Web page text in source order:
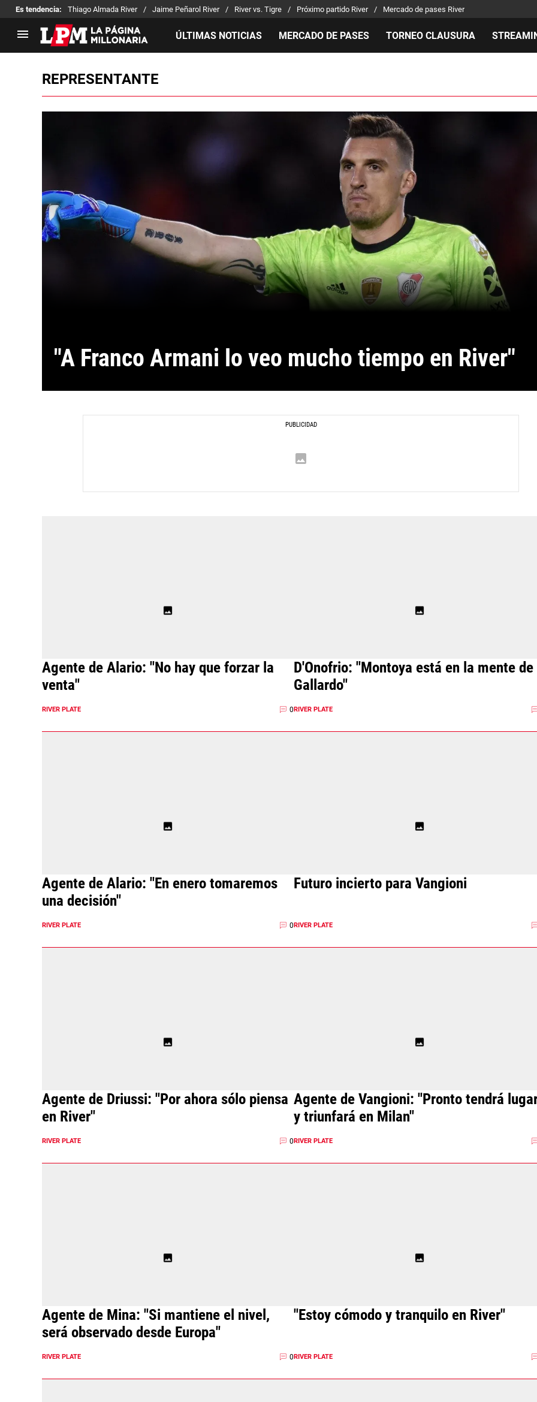
Es tendencia: Thiago Almada River Jaime Peñarol River River vs. Tigre Próximo partido River Mercado de pases River
ÚLTIMAS NOTICIAS MERCADO DE PASES TORNEO CLAUSURA
LIGA PROFESIONAL
Juanfer Quintero
Hinchas
Los goles de River
Entrevistas
REPRESENTANTE
"A Franco Armani lo veo mucho tiempo en River"
Agente de Alario: "No hay que forzar la
venta"
RIVER PLATE 0
D'Onofrio: "Montoya está en la mente de
Gallardo"
RIVER PLATE
Agente de Alario: "En enero tomaremos
una decisión"
RIVER PLATE 0
Futuro incierto para Vangioni
RIVER PLATE
Agente de Driussi: "Por ahora sólo piensa
en River"
RIVER PLATE 0
Agente de Vangioni: "Pronto tendrá
y triunfará en Milan"
RIVER PLATE
Agente de Mina: "Si mantiene el nivel,
será observado desde Europa"
RIVER PLATE 0
"Estoy cómodo y tranquilo en River"
RIVER PLATE